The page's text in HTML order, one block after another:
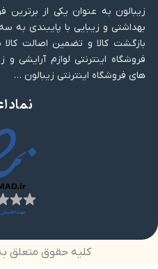
زیبالون به عنوان یکی از برترین
بازگشت کالا و تضمین اصالت
فروشگاه اینترنتی لوازم آرایشی
های فروشگاه اینترنتی زیبالون …
نماد
کلیه حقوق متعلق